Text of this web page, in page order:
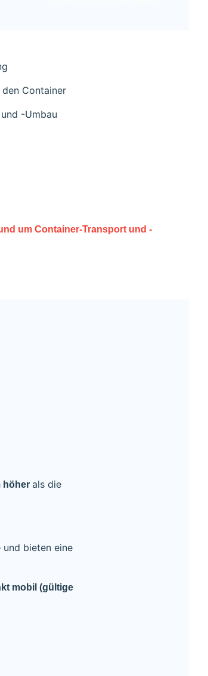
Container
-Umbau
um Container-Transport und -
höher als die
bieten eine
mobil (gültige